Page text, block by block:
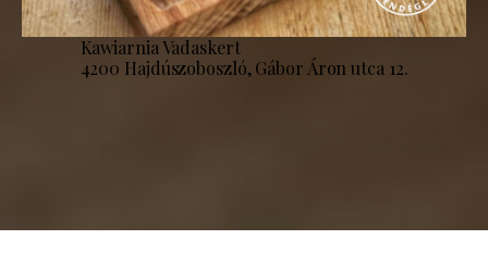
Kawiarnia Vadaskert
4200 Hajdúszoboszló, Gábor Áron utca 12.